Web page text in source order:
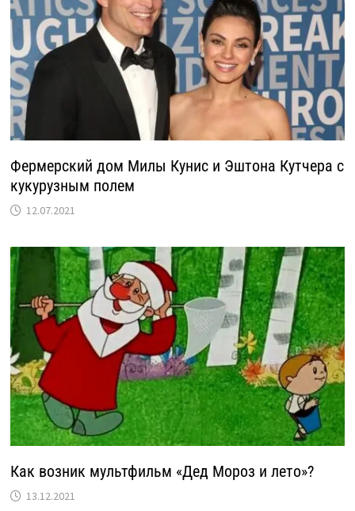
Фермерский дом Милы Кунис и Эштона Кутчера с
кукурузным полем
12.07.2021
Как возник мультфильм «Дед Мороз и лето»?
13.12.2021